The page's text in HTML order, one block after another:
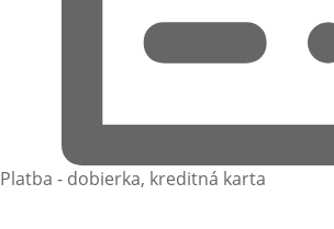
Platba - dobierka, kreditná karta